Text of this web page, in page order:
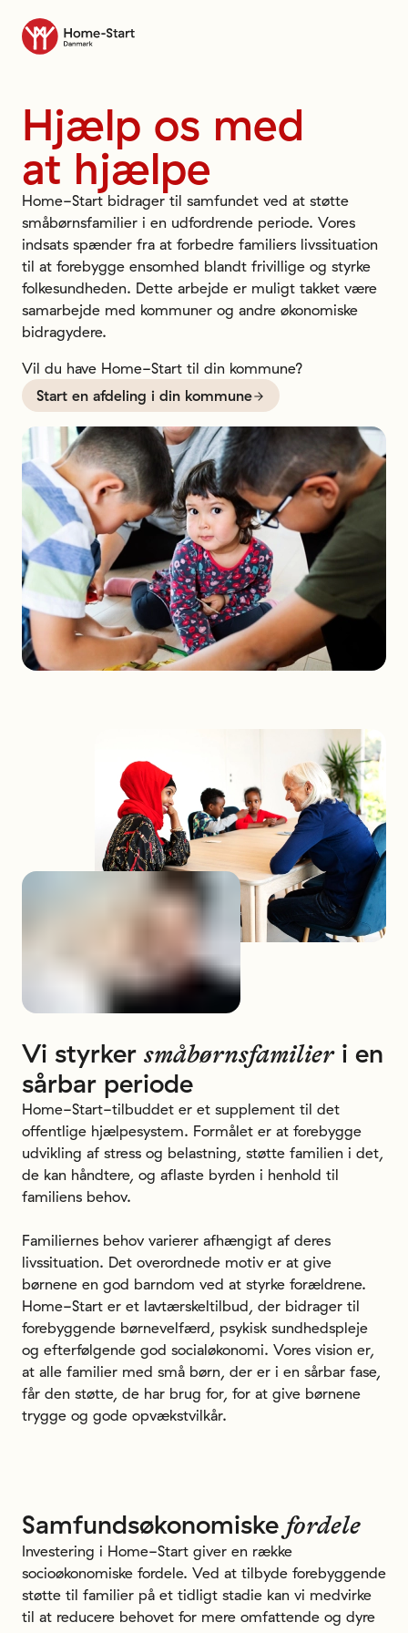
Til forsiden
Hjælp os med
at hjælpe
Home-Start bidrager til samfundet ved at støtte
småbørnsfamilier i en udfordrende periode. Vores
indsats spænder fra at forbedre familiers livssituation
til at forebygge ensomhed blandt frivillige og styrke
folkesundheden. Dette arbejde er muligt takket være
samarbejde med kommuner og andre økonomiske
bidragydere.
Vil du have Home-Start til din kommune?
Start en afdeling i din kommune
Vi styrker småbørnsfamilier i en
sårbar periode
Home-Start-tilbuddet er et supplement til det
offentlige hjælpesystem. Formålet er at forebygge
udvikling af stress og belastning, støtte familien i det,
de kan håndtere, og aflaste byrden i henhold til
familiens behov.
Familiernes behov varierer afhængigt af deres
livssituation. Det overordnede motiv er at give
børnene en god barndom ved at styrke forældrene.
Home-Start er et lavtærskeltilbud, der bidrager til
forebyggende børnevelfærd, psykisk sundhedspleje
og efterfølgende god socialøkonomi. Vores vision er,
at alle familier med små børn, der er i en sårbar fase,
får den støtte, de har brug for, for at give børnene
trygge og gode opvækstvilkår.
Samfundsøkonomiske fordele
Investering i Home-Start giver en række
socioøkonomiske fordele. Ved at tilbyde forebyggende
støtte til familier på et tidligt stadie kan vi medvirke
til at reducere behovet for mere omfattende og dyre